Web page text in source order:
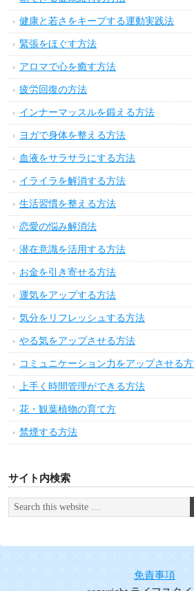
足首・ひざの悩みを解決する方法
デリケートな身体の悩みを解決する方法
体の痛みを軽減する方法
便秘を解消する方法
気になるニオイを消す方法
女子力アップメイク術
美肌に効く食べ物・飲み物・サプリ
身体に良い食べ物・飲み物・サプリ
食べ過ぎると体に良くない食べ物飲み物
断食・ファスティングの方法
寝る前にできる健康維持の方法
睡眠の悩みを解消する方法
疲れた心を癒す方法
朝できる健康維持の方法
健康と若さをキープする運動実践法
緊張をほぐす方法
アロマで心を癒す方法
疲労回復の方法
インナーマッスルを鍛える方法
ヨガで身体を整える方法
生活習慣を整える方法
潜在意識を活用する方法
お金を引き寄せる方法